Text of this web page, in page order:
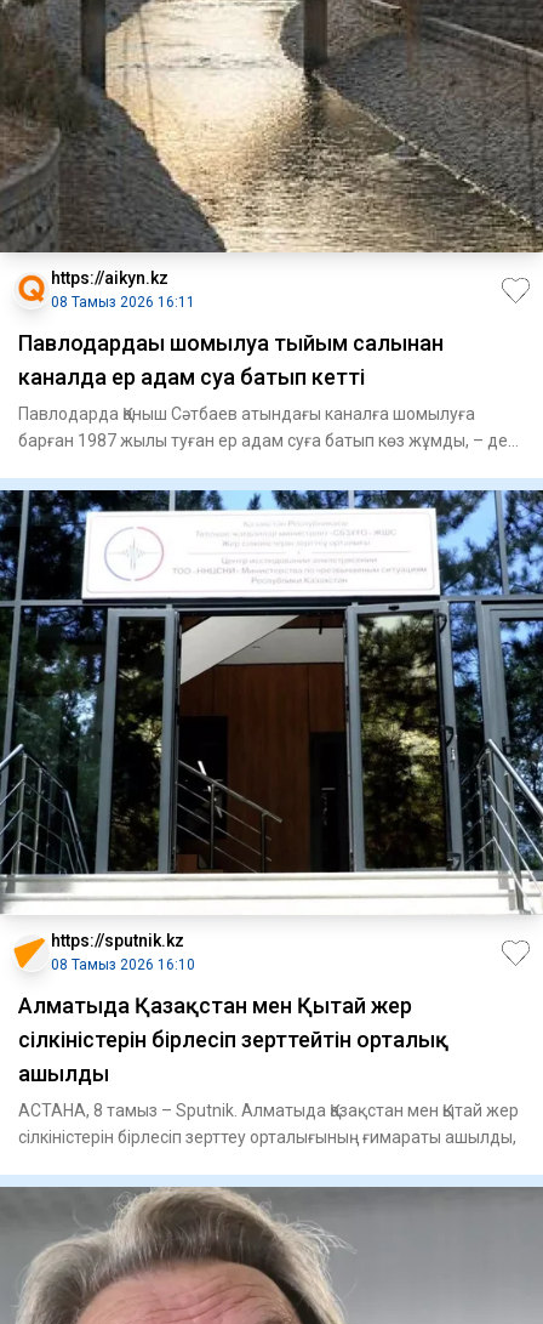
https://aikyn.kz
08 Тамыз 2026 16:11
Павлодардағы шомылуға тыйым салынған
каналда ер адам суға батып кетті
Павлодарда Қаныш Сәтбаев атындағы каналға шомылуға
барған 1987 жылы туған ер адам суға батып көз жұмды, – деп
https://sputnik.kz
08 Тамыз 2026 16:10
Алматыда Қазақстан мен Қытай жер
сілкіністерін бірлесіп зерттейтін орталық
ашылды
АСТАНА, 8 тамыз – Sputnik. Алматыда Қазақстан мен Қытай жер
сілкіністерін бірлесіп зерттеу орталығының ғимараты ашылды,